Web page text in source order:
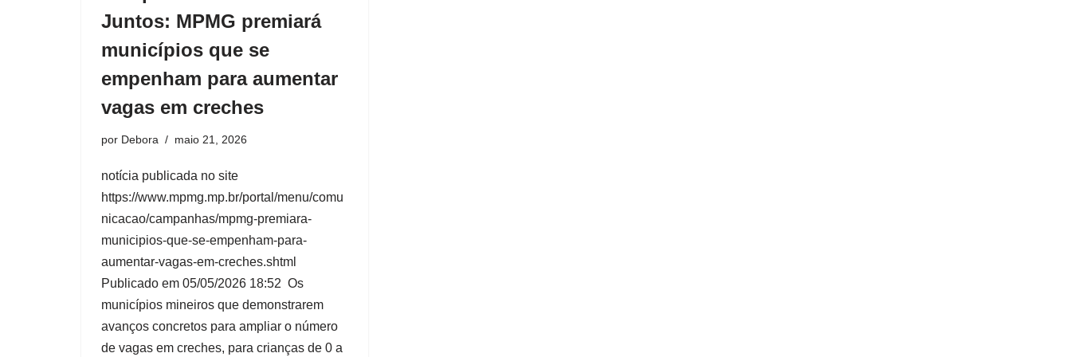
Juntos: MPMG premiará
municípios que se
empenham para aumentar
vagas em creches
por Debora maio 21, 2026
notícia publicada no site
https://www.mpmg.mp.br/portal/menu/comu
nicacao/campanhas/mpmg-premiara-
municipios-que-se-empenham-para-
aumentar-vagas-em-creches.shtml
Publicado em 05/05/2026 18:52 Os
municípios mineiros que demonstrarem
avanços concretos para ampliar o número
de vagas em creches, para crianças de 0 a